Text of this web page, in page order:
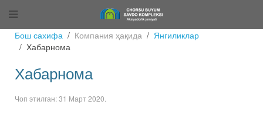
Бош сахифа Компания ҳақида
Янгиликлар
Хабарнома
Хабарнома
Чоп этилган:31 Март 2020